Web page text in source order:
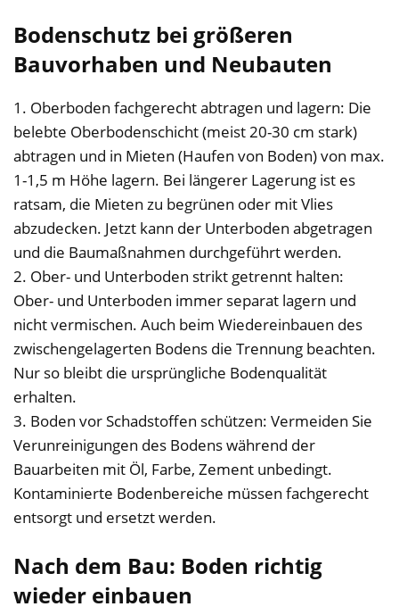
Bodenschutz bei größeren
Bauvorhaben und Neubauten
1. Oberboden fachgerecht abtragen und lagern: Die
belebte Oberbodenschicht (meist 20-30 cm stark)
abtragen und in Mieten (Haufen von Boden) von max.
1-1,5 m Höhe lagern. Bei längerer Lagerung ist es
ratsam, die Mieten zu begrünen oder mit Vlies
abzudecken. Jetzt kann der Unterboden abgetragen
und die Baumaßnahmen durchgeführt werden.
2. Ober- und Unterboden strikt getrennt halten:
Ober- und Unterboden immer separat lagern und
nicht vermischen. Auch beim Wiedereinbauen des
zwischengelagerten Bodens die Trennung beachten.
Nur so bleibt die ursprüngliche Bodenqualität
erhalten.
3. Boden vor Schadstoffen schützen: Vermeiden Sie
Verunreinigungen des Bodens während der
Bauarbeiten mit Öl, Farbe, Zement unbedingt.
Kontaminierte Bodenbereiche müssen fachgerecht
entsorgt und ersetzt werden.
Nach dem Bau: Boden richtig
wieder einbauen